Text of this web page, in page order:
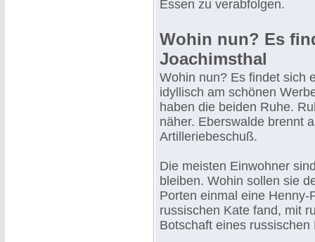
Essen zu verabfolgen.
Wohin nun? Es
Joachimsthal
Wohin nun? Es findet sich
idyllisch am schönen
haben die beiden Ruhe.
näher. Eberswalde brennt
Artilleriebeschuß.
Die meisten Einwohner
bleiben. Wohin sollen sie
Porten einmal eine
russischen Kate fand, mit
Botschaft eines